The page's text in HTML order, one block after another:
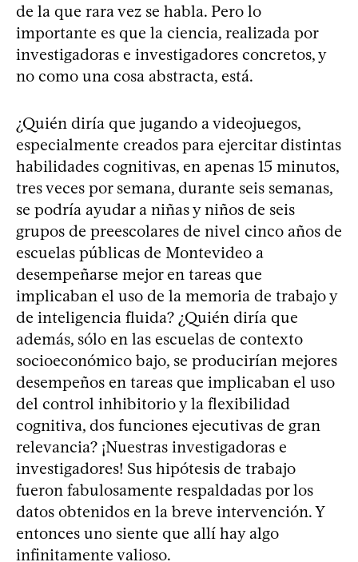
de la que rara vez se habla. Pero lo
importante es que la ciencia, realizada por
investigadoras e investigadores concretos, y
no como una cosa abstracta, está.
¿Quién diría que jugando a videojuegos,
especialmente creados para ejercitar distintas
habilidades cognitivas, en apenas 15 minutos,
tres veces por semana, durante seis semanas,
se podría ayudar a niñas y niños de seis
grupos de preescolares de nivel cinco años de
escuelas públicas de Montevideo a
desempeñarse mejor en tareas que
implicaban el uso de la memoria de trabajo y
de inteligencia fluida? ¿Quién diría que
además, sólo en las escuelas de contexto
socioeconómico bajo, se producirían mejores
desempeños en tareas que implicaban el uso
del control inhibitorio y la flexibilidad
cognitiva, dos funciones ejecutivas de gran
relevancia? ¡Nuestras investigadoras e
investigadores! Sus hipótesis de trabajo
fueron fabulosamente respaldadas por los
datos obtenidos en la breve intervención. Y
entonces uno siente que allí hay algo
infinitamente valioso.